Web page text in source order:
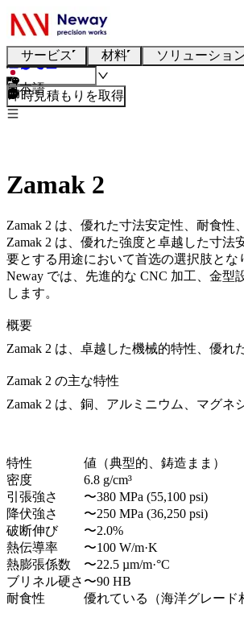
サービス 材料 ソリューショ
日本語
即時見積もりを取得
Zamak 2
Zamak 2 は、優れた寸法安定性、耐食性
Zamak 2 は、優れた強度と卓越した寸
要とする用途において首选の選択肢とな
Neway では、先進的な CNC 加工 金型
します。
概要
Zamak 2 は、卓越した機械的特性、優
Zamak 2 の主な特性
Zamak 2 は、銅、アルミニウム、マグ
特性
値（典型的、鋳造まま）
密度
6.8 g/cm³
引張強さ
〜380 MPa (55,100 psi)
降伏強さ
〜250 MPa (36,250 psi)
破断伸び
〜2.0%
熱伝導率
〜100 W/m·K
熱膨張係数
〜22.5 µm/m·°C
ブリネル硬さ 〜90 HB
耐食性
優れている（海洋グレード